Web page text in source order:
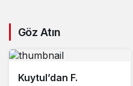
Göz Atın
Kuytul’dan F.